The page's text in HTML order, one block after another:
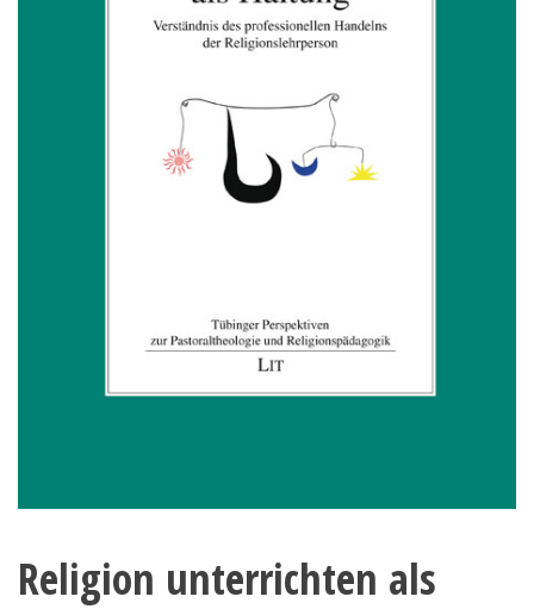
Religion unterrichten als